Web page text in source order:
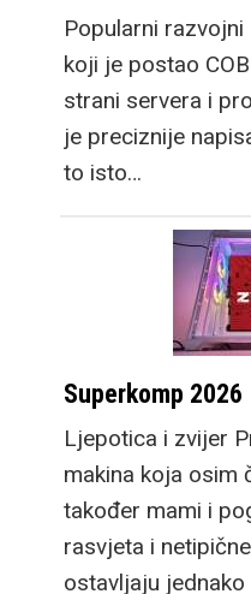
Popularni
koji je postao
strani servera i
je preciznije
to isto…
Superkomp 2026
Ljepotica i zvijer
makina koja osim
također mami i
rasvjeta i
ostavljaju